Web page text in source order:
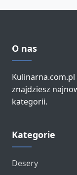
O nas
Kulinarna.com.pl
znajdziesz
kategorii.
Kategorie
Desery